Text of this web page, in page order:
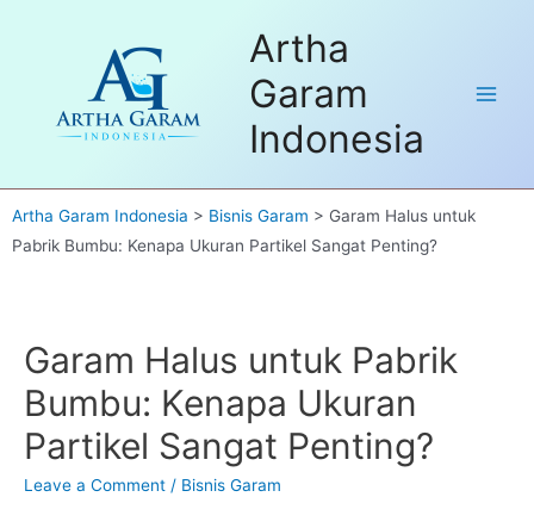
Artha
Garam
Indonesia
Artha Garam Indonesia > Bisnis Garam > Garam Halus untuk
Pabrik Bumbu: Kenapa Ukuran Partikel Sangat Penting?
Garam Halus untuk Pabrik
Bumbu: Kenapa Ukuran
Partikel Sangat Penting?
Leave a Comment / Bisnis Garam
Dapatkan FREE Sample untuk
pembelian pertama. Hubungi kami